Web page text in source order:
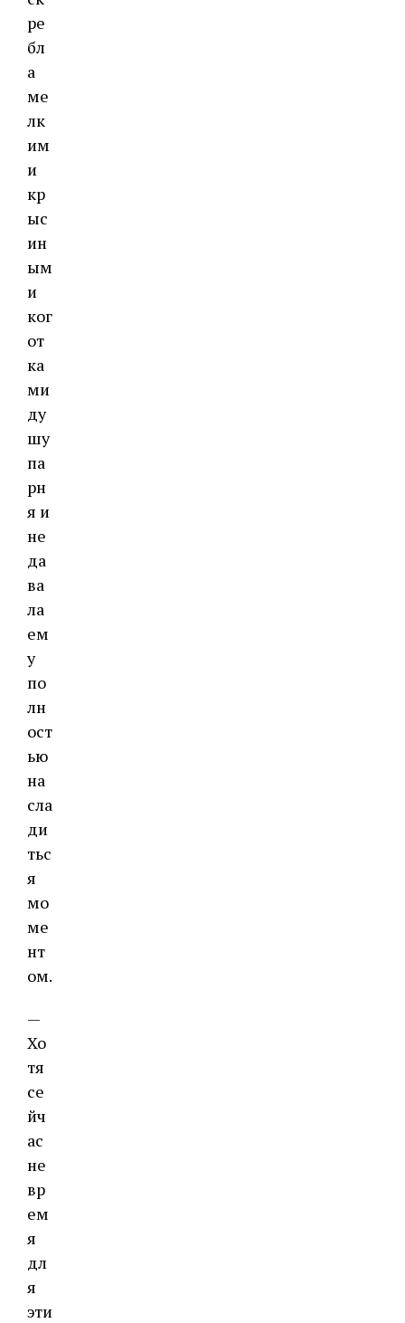
ре
бл
а
ме
лк
им
и
кр
ыс
ин
ым
и
ког
от
ка
ми
ду
шу
па
рн
я и
не
да
ва
ла
ем
у
по
лн
ост
ью
на
сла
ди
тьс
я
мо
ме
нт
ом.
—
Хо
тя
се
йч
ас
не
вр
ем
я
дл
я
эти